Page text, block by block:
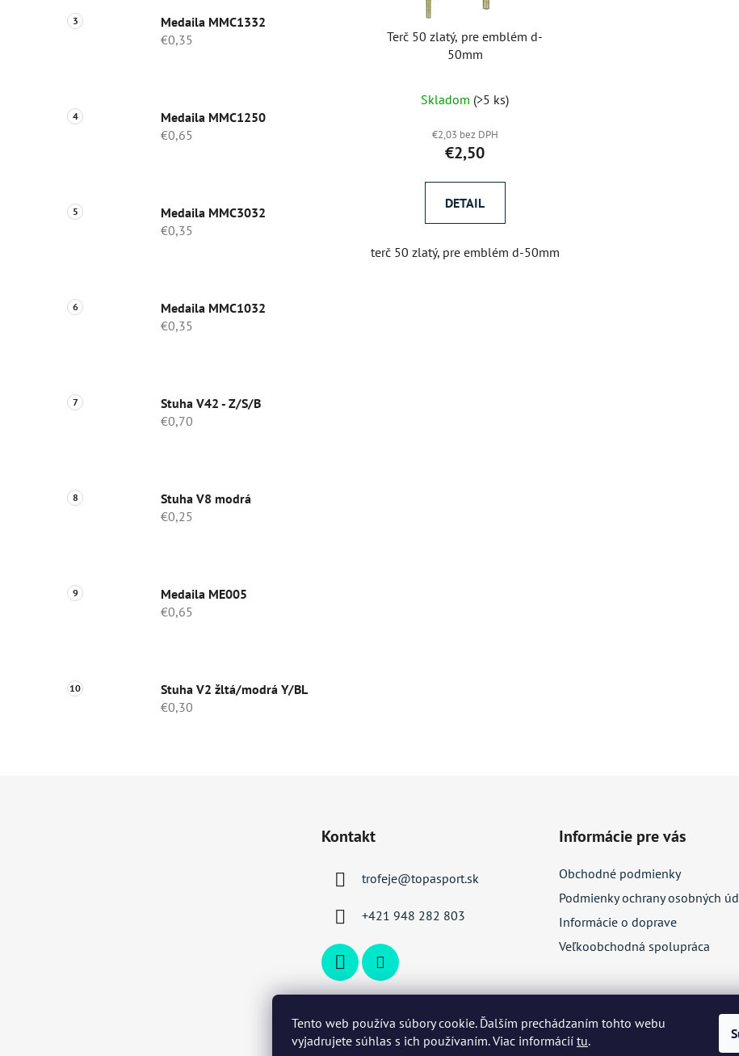
Tento web používa súbory cookie. Ďalším prechádzaním tohto webu
vyjadrujete súhlas s ich používaním. Viac informácií tu.
Medaila MMC1332
€0,35
Medaila MMC1250
€0,65
Medaila MMC3032
€0,35
Medaila MMC1032
€0,35
Stuha V42 - Z/S/B
€0,70
Stuha V8 modrá
€0,25
Medaila ME005
€0,65
Stuha V2 žltá/modrá Y/BL
€0,30
Terč 50 zlatý, pre emblém d-
50mm
Skladom (>5 ks)
€2,03 bez DPH
€2,50
DETAIL
terč 50 zlatý, pre emblém d-50mm
Kontakt
trofeje@topasport.sk
+421 948 282 803
Informácie pre vás
Obchodné podmienky
Podmienky ochrany osobných
Informácie o doprave
Veľkoobchodná spolupráca